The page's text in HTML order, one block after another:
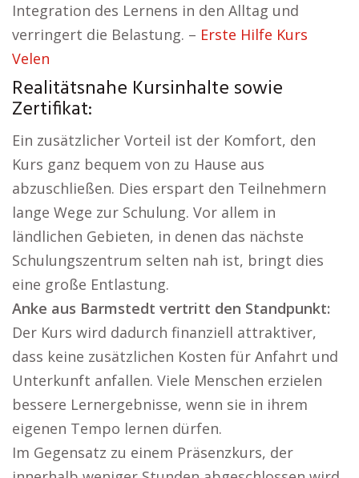
Integration des Lernens in den Alltag und
verringert die Belastung. – Erste Hilfe Kurs
Velen
Realitätsnahe Kursinhalte sowie
Zertifikat:
Ein zusätzlicher Vorteil ist der Komfort, den
Kurs ganz bequem von zu Hause aus
abzuschließen. Dies erspart den Teilnehmern
lange Wege zur Schulung. Vor allem in
ländlichen Gebieten, in denen das nächste
Schulungszentrum selten nah ist, bringt dies
eine große Entlastung.
Anke aus Barmstedt vertritt den Standpunkt:
Der Kurs wird dadurch finanziell attraktiver,
dass keine zusätzlichen Kosten für Anfahrt und
Unterkunft anfallen. Viele Menschen erzielen
bessere Lernergebnisse, wenn sie in ihrem
eigenen Tempo lernen dürfen.
Im Gegensatz zu einem Präsenzkurs, der